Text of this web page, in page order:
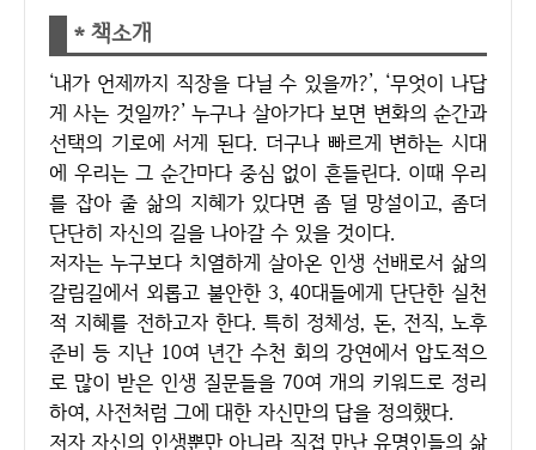
* 책소개
‘내가 언제까지 직장을 다닐 수 있을까?’, ‘무엇이 나답
게 사는 것일까?’ 누구나 살아가다 보면 변화의 순간과
선택의 기로에 서게 된다. 더구나 빠르게 변하는 시대
에 우리는 그 순간마다 중심 없이 흔들린다. 이때 우리
를 잡아 줄 삶의 지혜가 있다면 좀 덜 망설이고, 좀더
단단히 자신의 길을 나아갈 수 있을 것이다.
저자는 누구보다 치열하게 살아온 인생 선배로서 삶의
갈림길에서 외롭고 불안한 3, 40대들에게 단단한 실천
적 지혜를 전하고자 한다. 특히 정체성, 돈, 전직, 노후
준비 등 지난 10여 년간 수천 회의 강연에서 압도적으
로 많이 받은 인생 질문들을 70여 개의 키워드로 정리
하여, 사전처럼 그에 대한 자신만의 답을 정의했다.
저자 자신의 인생뿐만 아니라 직접 만난 유명인들의 삶